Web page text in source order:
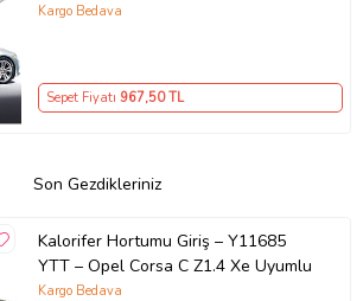
Kargo Bedava
Sepet Fiyatı 967,50 TL
Son Gezdikleriniz
Kalorifer Hortumu Giriş – Y11685
YTT – Opel Corsa C Z1.4 Xe Uyumlu
Kargo Bedava